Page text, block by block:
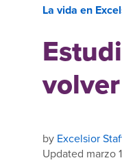
La vida en
by Excelsior
Updated marzo